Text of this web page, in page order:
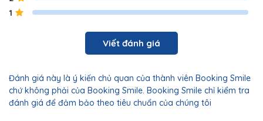
1
Viết đánh giá
Đánh giá này là ý kiến chủ quan của thành viên Booking Smile
chứ không phải của Booking Smile. Booking Smile chỉ kiểm tra
đánh giá để đảm bảo theo tiêu chuẩn của chúng tôi